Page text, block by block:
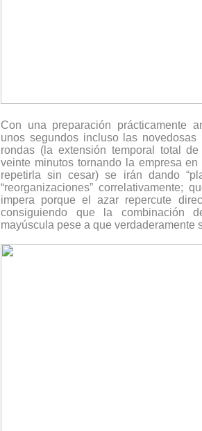
Con una preparación prácticamente
unos segundos incluso las novedosas
rondas (la extensión temporal total
veinte minutos tornando la empresa
repetirla sin cesar) se irán dando
“reorganizaciones” correlativamente;
impera porque el azar repercute
consiguiendo que la combinación
mayúscula pese a que verdaderamente